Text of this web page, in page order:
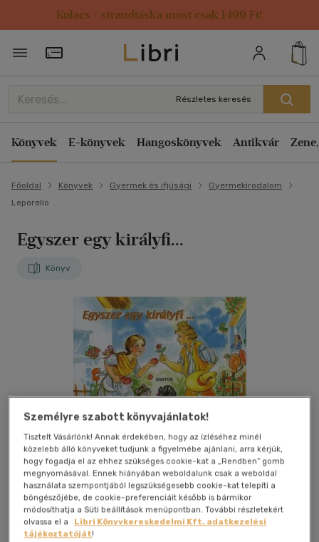
Kulacs / strandtáska most csak 1499 Ft!
Törzsvásárlói Kártya adatai
Részletes keresés
Könyvek E-könyvek Hangoskönyvek Antikvár
Főoldal Könyvek Gyermek és ifjúsági
Gyermekirodalom
Leporello
Egyszer egy királyfi...
Könyv
Kívánságlistához adom Megosztom
Santos Könyvkiadó És Nyomdaipari| 2007|magyar nyelvű
leporello
Személyre szabott könyvajánlatok!
Tisztelt Vásárlónk! Annak érdekében, hogy az ízléséhez minél
közelebb álló könyveket tudjunk a figyelmébe ajánlani, arra kérjük,
hogy fogadja el az ehhez szükséges cookie-kat a „Rendben” gomb
megnyomásával. Ennek hiányában weboldalunk csak a weboldal
használata szempontjából legszükségesebb cookie-kat telepíti a
böngészőjébe, de cookie-preferenciáit később is bármikor
módosíthatja a Süti beállítások menüpontban. További részletekért
olvassa el a
Libri Könyvkereskedelmi Kft. adatkezelési
tájékoztatóját!